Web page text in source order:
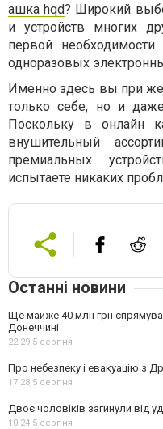
ашка hqd? Широкий
и устройств многих
первой необходимости
одноразовых
Именно здесь вы при
только себе, но и
Поскольку в онлайн
внушительный
премиальных
испытаете никаких
Останні новини
Ще майже 40 млн грн
Донеччині
22:29,5 серпня
Про небезпеку і евакуацію з
17:28,5 серпня
Двоє чоловіків загинули від
10:24,5 серпня